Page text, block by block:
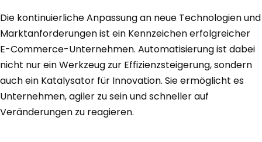
Die kontinuierliche Anpassung an neue Technologien und
Marktanforderungen ist ein Kennzeichen erfolgreicher
E-Commerce-Unternehmen. Automatisierung ist dabei
nicht nur ein Werkzeug zur Effizienzsteigerung, sondern
auch ein Katalysator für Innovation. Sie ermöglicht es
Unternehmen, agiler zu sein und schneller auf
Veränderungen zu reagieren.